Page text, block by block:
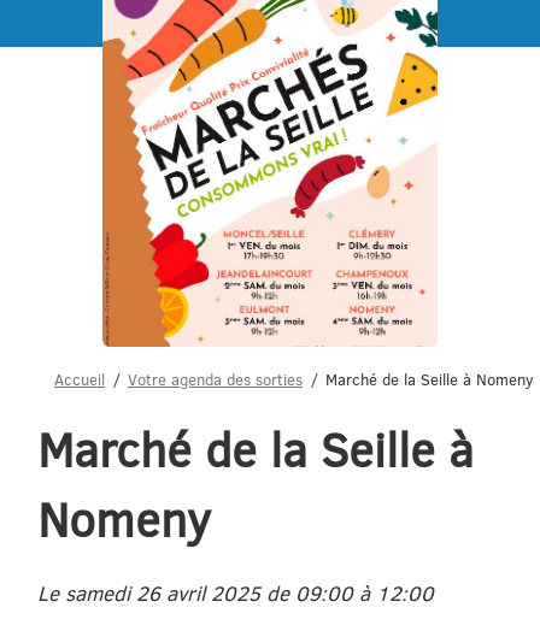
Menu
Accueil Votre agenda des sorties Marché de la Seille à Nomeny
Marché de la Seille à
Nomeny
Le samedi 26 avril 2025 de 09:00 à 12:00